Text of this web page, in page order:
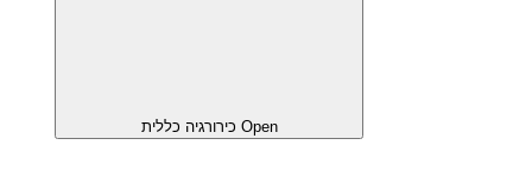
Open כירורגיה כללית